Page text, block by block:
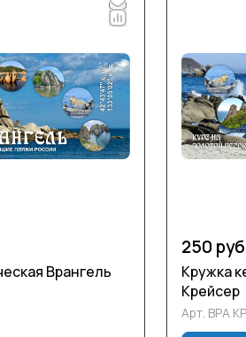
Врангель
250
Кружка
Крейсер
Арт. ВРА